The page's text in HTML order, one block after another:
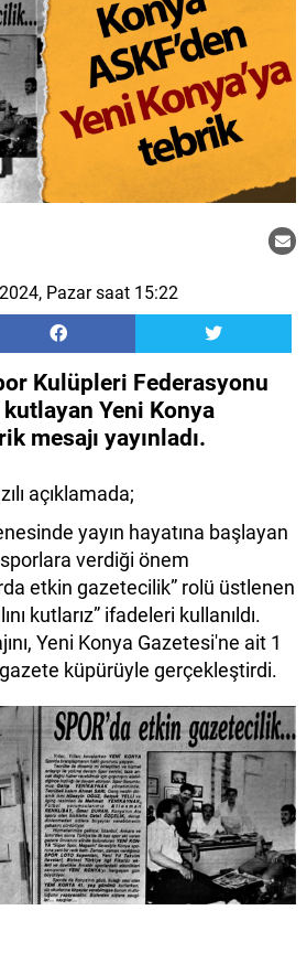
Pazar saat 15:22
Kulüpleri Federasyonu
kutlayan Yeni Konya
mesajı yayınladı.
açıklamada;
yayın hayatına başlayan
verdiği önem
etkin gazetecilik” rolü üstlenen
kutlarız” ifadeleri kullanıldı.
Yeni Konya Gazetesi'ne ait 1
küpürüyle gerçekleştirdi.